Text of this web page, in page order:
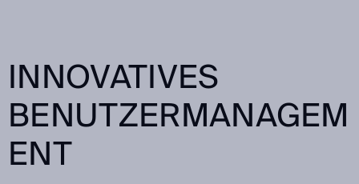
INNOVATIVES
BENUTZERMANAGEM
ENT